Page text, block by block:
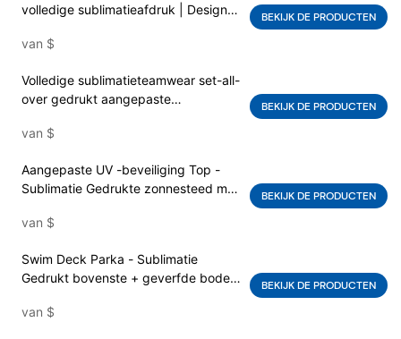
volledige sublimatieafdruk | Design-
Prestatiestof & geen vervaging
van $
BEKIJK DE PRODUCTEN
Volledige sublimatieteamwear set-all-
over gedrukt aangepaste
Patroonaanpassing | OEM
van $
BEKIJK DE PRODUCTEN
Aangepaste UV -beveiliging Top -
Sublimatie Gedrukte zonnesteed met
outdoor zip-up uitslag bewaker |
van $
BEKIJK DE PRODUCTEN
Swim Deck Parka - Sublimatie
Gedrukt bovenste + geverfde bodem
| Waterdichte fabrikant van
van $
BEKIJK DE PRODUCTEN